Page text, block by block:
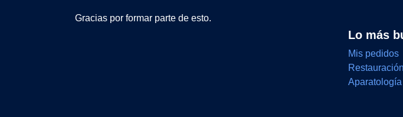
Lo más
Mis pedidos
Restauración
Aparatología
Gracias por formar parte de esto.